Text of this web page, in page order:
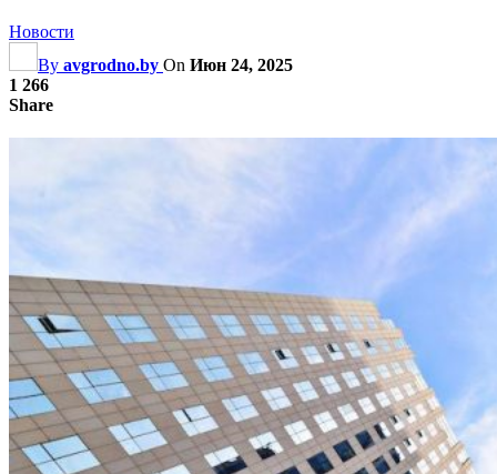
Новости
By avgrodno.by On Июн 24, 2025
1 266
Share